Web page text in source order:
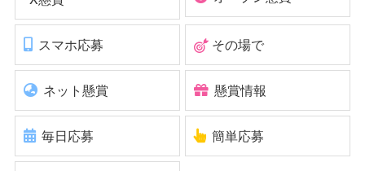
スマホ応募 その場で
ネット懸賞 懸賞情報
毎日応募 簡単応募